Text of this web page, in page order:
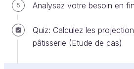
5 Analysez votre besoin en
Quiz: Calculez les
pâtisserie (Etude de cas)